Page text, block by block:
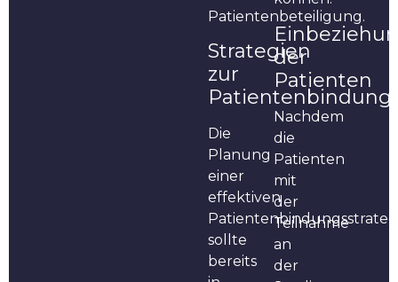
Patientenbeteiligung.
Strategien
zur
Patientenbindung
Die
Planung
einer
effektiven
sollte
bereits
der
Patienten
Nachdem
die
Patienten
mit
der
Teilnahme
an
der